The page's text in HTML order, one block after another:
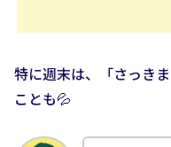
特に週末は、「さっき
ことも💦